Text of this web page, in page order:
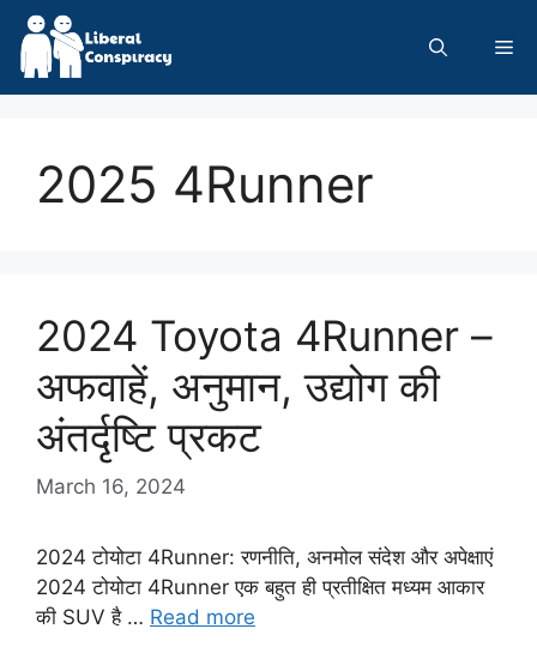
Skip
content
2025 4Runner
2024 Toyota 4Runner –
अफवाहें, अनुमान, उद्योग की
अंतर्दृष्टि प्रकट
March 16, 2024
2024 टोयोटा 4Runner: रणनीति, अनमोल संदेश और अपेक्षाएं
2024 टोयोटा 4Runner एक बहुत ही प्रतीक्षित मध्यम आकार
की SUV है … Read more